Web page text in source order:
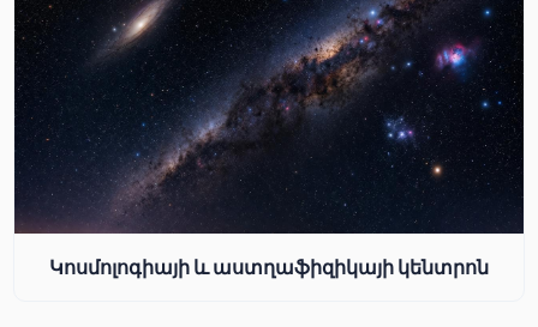
Կոսմոլոգիայի և աստղաֆիզիկայի կենտրոն